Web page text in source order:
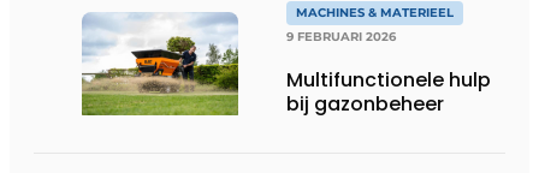
MACHINES & MATERIEEL
9 FEBRUARI 2026
Multifunctionele hulp
bij gazonbeheer